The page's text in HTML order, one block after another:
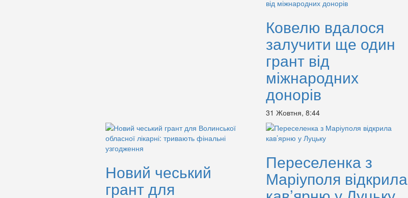
Ковелю вдалося
залучити ще один
грант від
міжнародних
донорів
31 Жовтня, 8:44
Новий чеський
грант для
Переселенка з
Маріуполя відкрила